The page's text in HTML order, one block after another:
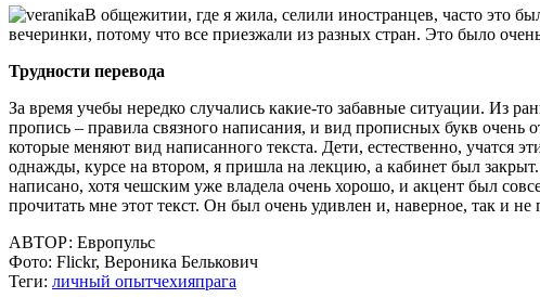
В общежитии, где я жила, селили иностранцев, часто это
вечеринки, потому что все приезжали из разных стран. Это было
Трудности перевода
За время учебы нередко случались какие-то забавные ситуации. Из
пропись – правила связного написания, и вид прописных букв очень
которые меняют вид написанного текста. Дети, естественно, учатся
однажды, курсе на втором, я пришла на лекцию, а кабинет был
написано, хотя чешским уже владела очень хорошо, и акцент был
прочитать мне этот текст. Он был очень удивлен и, наверное, так и не
АВТОР: Европульс
Фото: Flickr, Вероника Белькович
Теги: личный опытчехияпрага